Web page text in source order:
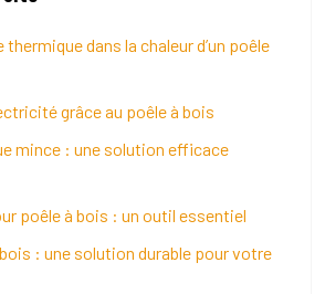
thermique dans la chaleur d’un poêle
grâce au poêle à bois
mince : une solution efficace
poêle à bois : un outil essentiel
: une solution durable pour votre